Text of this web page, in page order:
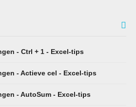
- Ctrl + 1 - Excel-tips
- Actieve cel - Excel-tips
- AutoSum - Excel-tips